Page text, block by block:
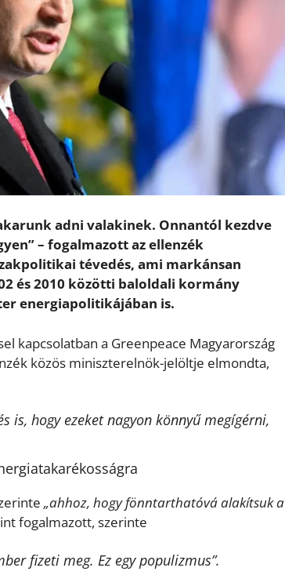
adni valakinek. Onnantól kezdve
– fogalmazott az ellenzék
tévedés, ami markánsan
és 2010 közötti baloldali kormány
energiapolitikájában is.
kapcsolatban a Greenpeace Magyarország
közös miniszterelnök-jelöltje elmondta,
is, hogy ezeket nagyon könnyű megígérni,
„ahhoz, hogy fönntarthatóvá alakítsuk a
fogalmazott, szerinte
fizeti meg. Ez egy populizmus”.